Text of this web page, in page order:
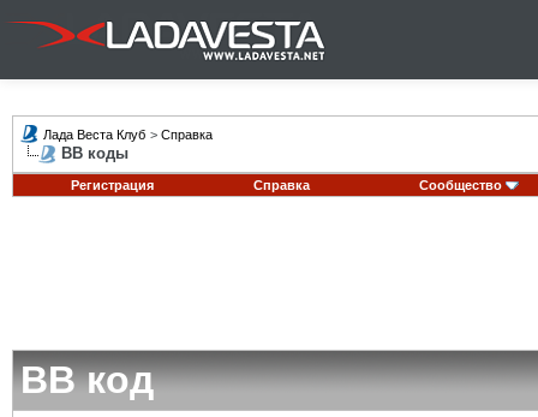
Лада Веста Клуб > Справка
BB коды
Регистрация Справка Сообщество
BB код